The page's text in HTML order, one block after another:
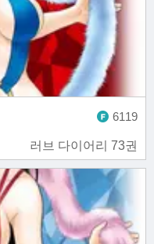
러브 다이어리 73권
6119